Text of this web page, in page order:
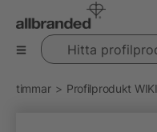
Hitta profilprodukter
timmar Profilprodukt WIKI